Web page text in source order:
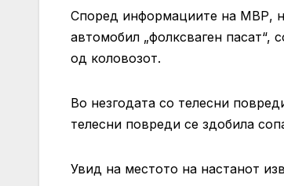
Според информациите на МВР,
автомобил „фолксваген пасат“,
од коловозот.
Во незгодата со телесни
телесни повреди се здобила
Увид на местото на настанот